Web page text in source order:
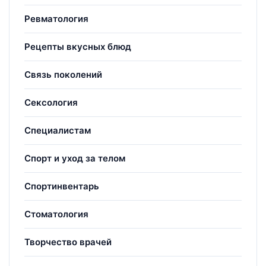
Ревматология
Рецепты вкусных блюд
Связь поколений
Сексология
Специалистам
Спорт и уход за телом
Спортинвентарь
Стоматология
Творчество врачей